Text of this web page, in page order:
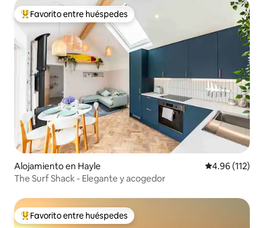
Favorito entre huéspedes preferido
Favorito entre huéspedes
Alojamiento en Hayle Calificación
4.96 (112)
The Surf Shack - Elegante y acogedor
Favorito entre huéspedes preferido
Favorito entre huéspedes